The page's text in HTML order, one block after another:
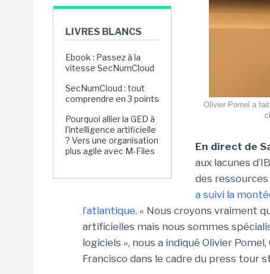
LIVRES BLANCS
Ebook : Passez à la
vitesse SecNumCloud
SecNumCloud : tout
comprendre en 3 points
Pourquoi allier la GED à
l'intelligence artificielle
? Vers une organisation
plus agile avec M-Files
Olivier Pomel a
En direct de
aux lacunes
des
a suivi la
l’atlantique. « Nous croyons vraiment
artificielles mais nous sommes
logiciels », nous a indiqué Olivier
Francisco dans le cadre du press tour